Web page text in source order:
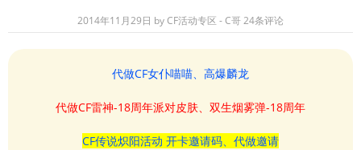
2014年11月29日 byCF活动专区 - C哥24条评论
代做CF女仆喵喵、高爆麟龙
代做CF雷神-18周年派对皮肤、双生烟雾弹-18周年
CF传说炽阳活动 开卡邀请码、代做邀请